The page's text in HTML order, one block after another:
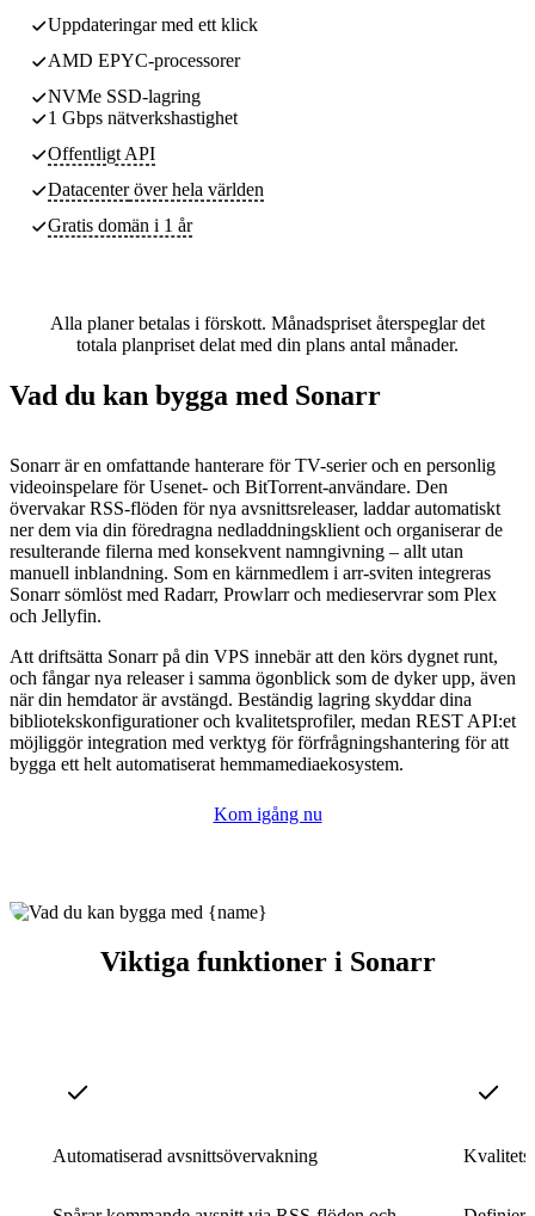
Uppdateringar med ett klick
AMD EPYC-processorer
NVMe SSD-lagring
1 Gbps nätverkshastighet
Offentligt API
Datacenteröver hela världen
Gratis domän i 1 år
Alla planer betalas i förskott. Månadspriset återspeglar det
totala planpriset delat med din plans antal månader.
Vad du kan bygga med Sonarr
Sonarr är en omfattande hanterare för TV-serier och en personlig
videoinspelare för Usenet- och BitTorrent-användare. Den
övervakar RSS-flöden för nya avsnittsreleaser, laddar automatiskt
ner dem via din föredragna nedladdningsklient och organiserar de
resulterande filerna med konsekvent namngivning – allt utan
manuell inblandning. Som en kärnmedlem i arr-sviten integreras
Sonarr sömlöst med Radarr, Prowlarr och medieservrar som Plex
och Jellyfin.
Att driftsätta Sonarr på din VPS innebär att den körs dygnet runt,
och fångar nya releaser i samma ögonblick som de dyker upp, även
när din hemdator är avstängd. Beständig lagring skyddar dina
bibliotekskonfigurationer och kvalitetsprofiler, medan REST API:et
möjliggör integration med verktyg för förfrågningshantering för att
bygga ett helt automatiserat hemmamediaekosystem.
Kom igång nu
Viktiga funktioner i Sonarr
Automatiserad avsnittsövervakning